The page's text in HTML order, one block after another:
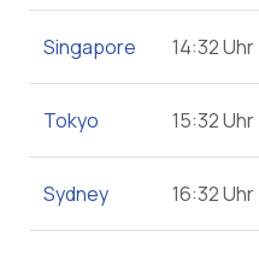
Singapore 14:32 Uhr
Tokyo 15:32 Uhr
Sydney 16:32 Uhr